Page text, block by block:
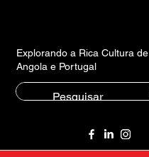
Explorando a Rica Cultura de
Angola e Portugal